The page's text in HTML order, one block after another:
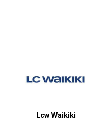
Lcw Waikiki